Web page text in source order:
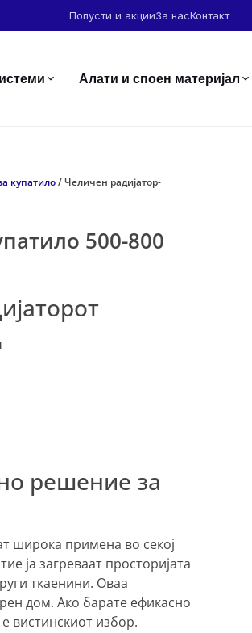
Попусти и акцииЗа насКонтакт
Алати и споен материјал
купатило/ Челичен радијатор-
500-800
решение за
широка примена во секој
ја загреваат просторијата
ткаенини. Оваа
дом. Ако барате ефикасно
вистинскиот избор.